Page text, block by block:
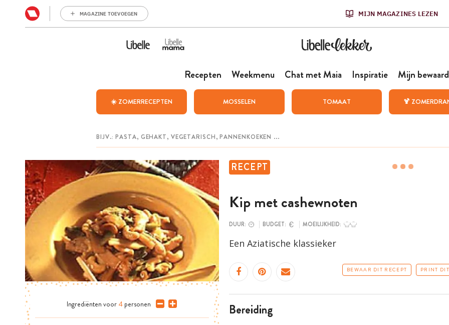
MAGAZINE TOEVOEGEN MIJN MAGAZINES LEZEN
Recepten Weekmenu Chat met Maia Inspiratie Mijn
☀️ ZOMERRECEPTEN MOSSELEN TOMAAT 🍹
RECEPT
Kip met cashewnoten
DUUR: BUDGET: MOEILIJKHEID:
Een Aziatische klassieker
BEWAAR DIT RECEPT PRINT
bereiding
Ingrediënten voor 4 personen